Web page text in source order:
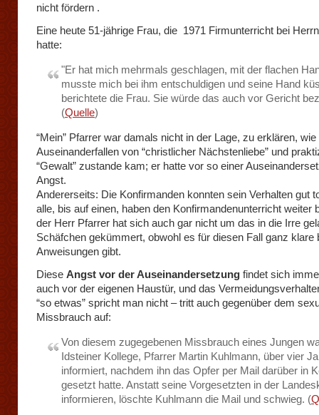
nicht fördern .
Eine heute 51-jährige Frau, die 1971 Firmunterricht bei
hatte:
"Er hat mich mehrmals geschlagen, mit der flachen
musste mich bei ihm entschuldigen und seine Hand
berichtete die Frau. Sie würde das auch vor Gericht
(Quelle)
“Mein” Pfarrer war damals nicht in der Lage, zu erklären, wie
Auseinanderfallen von “christlicher Nächstenliebe” und
“Gewalt” zustande kam; er hatte vor so einer
Angst.
Andererseits: Die Konfirmanden konnten sein Verhalten gut
alle, bis auf einen, haben den Konfirmandenunterricht weiter
der Herr Pfarrer hat sich auch gar nicht um das in die Irre
Schäfchen gekümmert, obwohl es für diesen Fall ganz klare
Anweisungen gibt.
Diese Angst vor der Auseinandersetzung findet sich
auch vor der eigenen Haustür, und das
“so etwas” spricht man nicht – tritt auch gegenüber dem
Missbrauch auf:
Von diesem zugegebenen Missbrauch eines Jungen
Idsteiner Kollege, Pfarrer Martin Kuhlmann, über vier
informiert, nachdem ihn das Opfer per Mail darüber in
gesetzt hatte. Anstatt seine Vorgesetzten in der
informieren, löschte Kuhlmann die Mail und schwieg. (